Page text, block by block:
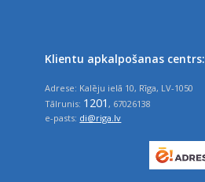
Klientu apkalpošanas centrs:
Adrese: Kalēju ielā 10, Rīga, LV-1050
Tālrunis: 1201 , 67026138
e-pasts: di@riga.lv